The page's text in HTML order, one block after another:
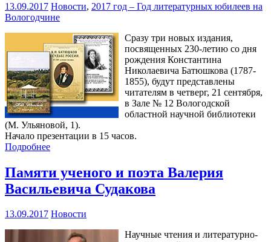
13.09.2017 Новости, 2017 год – Год литературных юбилеев на
Вологодчине
Сразу три новых издания,
посвященных 230-летию со дня
рождения Константина
Николаевича Батюшкова (1787-
1855), будут представлены
читателям в четверг, 21 сентября,
в Зале № 12 Вологодской
областной научной библиотеки
(М. Ульяновой, 1).
Начало презентации в 15 часов.
Подробнее
Памяти ученого и поэта Валерия
Васильевича Судакова
13.09.2017 Новости
Научные чтения и литературно-